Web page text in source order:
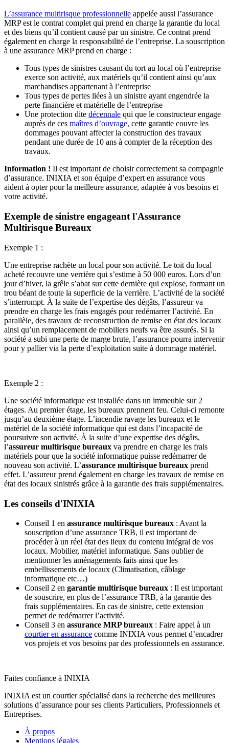
L’assurance multirisque professionnelle appelée aussi l’assurance
MRP est le contrat complet qui prend en charge la garantie du local
et des biens qu’il contient causé par un sinistre. Ce contrat prend
également en charge la responsabilité de l’entreprise. La souscription
à une assurance MRP prend en charge :
Tous types de sinistres causant du tort au local où l’entreprise
exerce son activité, aux matériels qu’il contient ainsi qu’aux
marchandises appartenant à l’entreprise
Tous types de pertes liées à un sinistre ayant engendrée la
perte financière et matérielle de l’entreprise
Une protection dite décennale qui que le constructeur engage
auprès de ces maîtres d’ouvrage, cette garantie couvre les
dommages pouvant affecter la construction des travaux
pendant une durée de 10 ans à compter de la réception des
travaux.
Information ! Il est important de choisir correctement sa compagnie
d’assurance. INIXIA et son équipe d’expert en assurance vous
aident à opter pour la meilleure assurance, adaptée à vos besoins et
votre activité.
Exemple de sinistre engageant l'Assurance
Multirisque Bureaux
Exemple 1 :
Une entreprise rachète un local pour son activité. Le toit du local
acheté recouvre une verrière qui s’estime à 50 000 euros. Lors d’un
jour d’hiver, la grêle s’abat sur cette dernière qui explose, formant un
trou béant de toute la superficie de la verrière. L’activité de la société
s’interrompt. À la suite de l’expertise des dégâts, l’assureur va
prendre en charge les frais engagés pour redémarrer l’activité. En
parallèle, des travaux de reconstruction de remise en état des locaux
ainsi qu’un remplacement de mobiliers neufs va être assurés. Si la
société a subi une perte de marge brute, l’assurance pourra intervenir
pour y pallier via la perte d’exploitation suite à dommage matériel.
Exemple 2 :
Une société informatique est installée dans un immeuble sur 2
étages. Au premier étage, les bureaux prennent feu. Celui-ci remonte
jusqu’au deuxième étage. L’incendie ravage les bureaux et le
matériel de la société informatique qui est dans l’incapacité de
poursuivre son activité. À la suite d’une expertise des dégâts,
l’assureur multirisque bureaux va prendre en charge les frais
matériels pour que la société informatique puisse redémarrer de
nouveau son activité. L’assurance multirisque bureaux prend
effet. L’assureur prend également en charge les travaux de remise en
état des locaux sinistrés grâce à la garantie des frais supplémentaires.
Les conseils d'INIXIA
Conseil 1 en assurance multirisque bureaux : Avant la
souscription d’une assurance TRB, il est important de
procéder à un réel état des lieux du contenu intégral de vos
locaux. Mobilier, matériel informatique. Sans oublier de
mentionner les aménagements faits ainsi que les
embellissements de locaux (Climatisation, câblage
informatique etc…)
Conseil 2 en garantie multirisque bureaux : Il est important
de souscrire, en plus de l’assurance TRB, à la garantie des
frais supplémentaires. En cas de sinistre, cette extension
permet de redémarrer l’activité.
Conseil 3 en assurance MRP bureaux : Faire appel à un
courtier en assurance comme INIXIA vous permet d’encadrer
vos projets et vos besoins par des professionnels en assurance.
Faites confiance à INIXIA
INIXIA est un courtier spécialisé dans la recherche des meilleures
solutions d’assurance pour ses clients Particuliers, Professionnels et
Entreprises.
À propos
Mentions légales